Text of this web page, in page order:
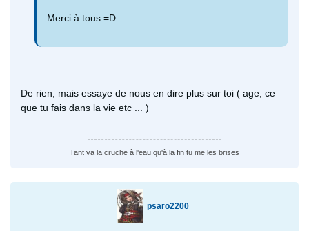
Merci à tous =D
De rien, mais essaye de nous en dire plus sur toi ( age, ce
que tu fais dans la vie etc ... )
Tant va la cruche à l'eau qu'à la fin tu me les brises
psaro2200